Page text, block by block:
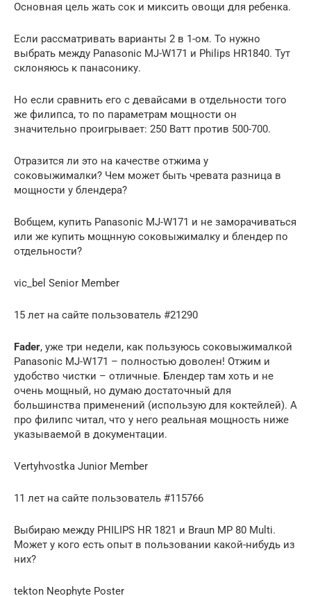
Основная цель жать сок и миксить овощи для ребенка.
Если рассматривать варианты 2 в 1-ом. То нужно
выбрать между Panasonic MJ-W171 и Philips HR1840. Тут
склоняюсь к панасонику.
Но если сравнить его с девайсами в отдельности того
же филипса, то по параметрам мощности он
значительно проигрывает: 250 Ватт против 500-700.
Отразится ли это на качестве отжима у
соковыжималки? Чем может быть чревата разница в
мощности у блендера?
Вобщем, купить Panasonic MJ-W171 и не заморачиваться
или же купить мощнную соковыжималку и блендер по
отдельности?
vic_bel Senior Member
15 лет на сайте пользователь #21290
Fader, уже три недели, как пользуюсь соковыжималкой
Panasonic MJ-W171 – полностью доволен! Отжим и
удобство чистки – отличные. Блендер там хоть и не
очень мощный, но думаю достаточный для
большинства применений (использую для коктейлей). А
про филипс читал, что у него реальная мощность ниже
указываемой в документации.
Vertyhvostka Junior Member
11 лет на сайте пользователь #115766
Выбираю между PHILIPS HR 1821 и Braun MP 80 Multi.
Может у кого есть опыт в пользовании какой-нибудь из
них?
tekton Neophyte Poster